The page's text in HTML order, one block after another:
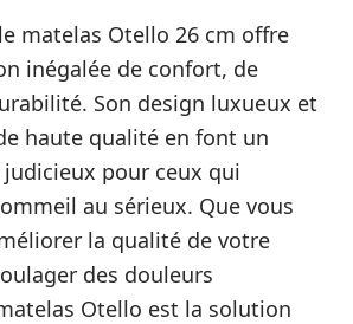
matelas Otello 26 cm offre
inégalée de confort, de
Son design luxueux et
haute qualité en font un
pour ceux qui
au sérieux. Que vous
la qualité de votre
des douleurs
Otello est la solution